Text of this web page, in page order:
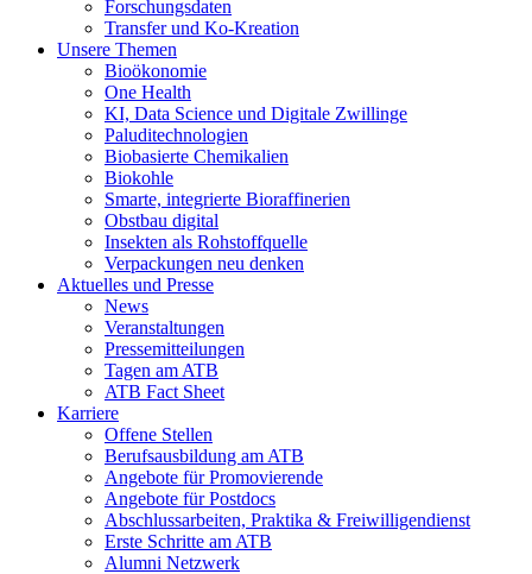
Forschungsdaten
Transfer und Ko-Kreation
Unsere Themen
Bioökonomie
One Health
KI, Data Science und Digitale Zwillinge
Paluditechnologien
Biobasierte Chemikalien
Biokohle
Smarte, integrierte Bioraffinerien
Obstbau digital
Insekten als Rohstoffquelle
Verpackungen neu denken
Aktuelles und Presse
News
Veranstaltungen
Pressemitteilungen
Tagen am ATB
ATB Fact Sheet
Karriere
Offene Stellen
Berufsausbildung am ATB
Angebote für Promovierende
Angebote für Postdocs
Abschlussarbeiten, Praktika & Freiwilligendienst
Erste Schritte am ATB
Alumni Netzwerk